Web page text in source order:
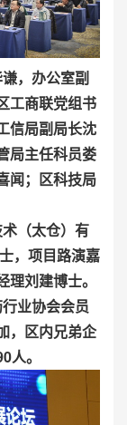
，办公室副
工商联党组书
信局副局长沈
局主任科员娄
闻；区科技局
（太仓）有
，项目路演嘉
刘建博士。
业协会会员
，区内兄弟企
人。